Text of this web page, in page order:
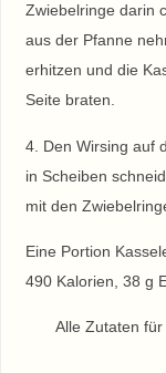
Zwiebelringe darin
aus der Pfanne
erhitzen und die
Seite braten.
4. Den Wirsing auf
in Scheiben
mit den
Eine Portion
490 Kalorien, 38 g
Alle Zutaten